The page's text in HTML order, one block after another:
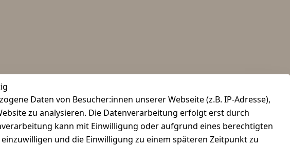
Daten von Besucher:innen unserer Webseite (z.B. IP-Adresse),
zu analysieren. Die Datenverarbeitung erfolgt erst durch
kann mit Einwilligung oder aufgrund eines berechtigten
und die Einwilligung zu einem späteren Zeitpunkt zu